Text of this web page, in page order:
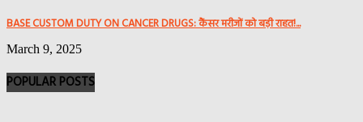
BASE CUSTOM DUTY ON CANCER DRUGS: कैंसर मरीजों को बड़ी राहत!...
March 9, 2025
POPULAR POSTS